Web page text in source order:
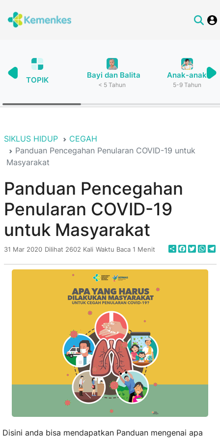
TOPIK
Bayi dan Balita
< 5 Tahun
Anak-anak
5-9 Tahun
SIKLUS HIDUP
CEGAH
Panduan Pencegahan Penularan COVID-19 untuk
Masyarakat
Panduan Pencegahan
Penularan COVID-19
untuk Masyarakat
31 Mar 2020 Dilihat 2602 Kali Waktu Baca 1 Menit Share
Disini anda bisa mendapatkan Panduan mengenai apa